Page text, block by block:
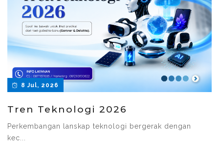
8 Jul, 2026
Tren Teknologi 2026
Perkembangan lanskap teknologi bergerak dengan
kec...